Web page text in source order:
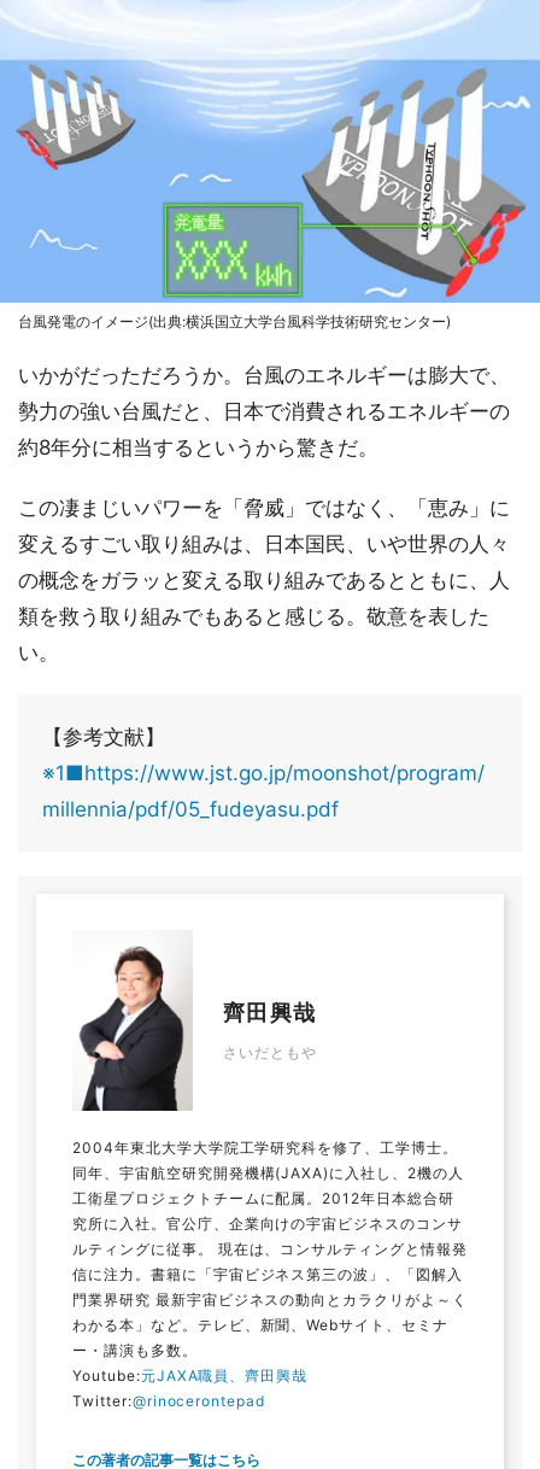
台風発電のイメージ(出典:横浜国立大学台風科学技術研究センター)
いかがだっただろうか。台風のエネルギーは膨大で、
勢力の強い台風だと、日本で消費されるエネルギーの
約8年分に相当するというから驚きだ。
この凄まじいパワーを「脅威」ではなく、「恵み」に
変えるすごい取り組みは、日本国民、いや世界の人々
の概念をガラッと変える取り組みであるとともに、人
類を救う取り組みでもあると感じる。敬意を表した
い。
【参考文献】
※1■https://www.jst.go.jp/moonshot/program/
millennia/pdf/05_fudeyasu.pdf
齊田興哉
さいだともや
2004年東北大学大学院工学研究科を修了、工学博士。
同年、宇宙航空研究開発機構(JAXA)に入社し、2機の人
工衛星プロジェクトチームに配属。2012年日本総合研
究所に入社。官公庁、企業向けの宇宙ビジネスのコンサ
ルティングに従事。 現在は、コンサルティングと情報発
信に注力。書籍に「宇宙ビジネス第三の波」、「図解入
門業界研究 最新宇宙ビジネスの動向とカラクリがよ～く
わかる本」など。テレビ、新聞、Webサイト、セミナ
ー・講演も多数。
Youtube:元JAXA職員、齊田興哉
Twitter:@rinocerontepad
この著者の記事一覧はこちら